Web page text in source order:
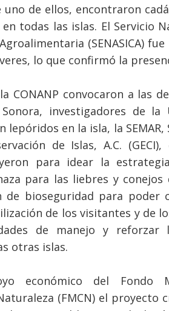
de ellos, encontraron
todas las islas. El Servicio
(SENASICA)
lo que confirmó la
CONANP convocaron a las
investigadores de la
en la isla, la SEMAR,
de Islas, A.C.
para idear la
para las liebres y
de bioseguridad para poder
de los visitantes y de
de manejo y reforzar
otras islas.
económico del Fondo
(FMCN) el proyecto